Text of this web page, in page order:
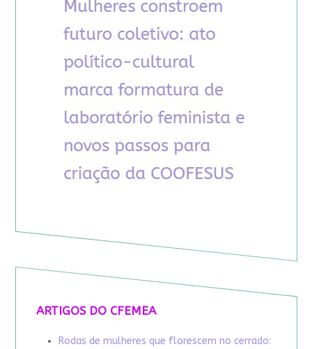
ARTIGOS DO CFEMEA
Rodas de mulheres que florescem no cerrado: